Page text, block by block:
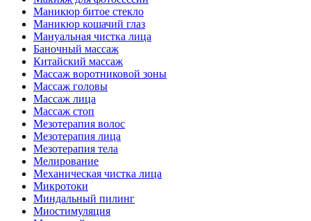
Маникюр битое стекло
Маникюр кошачий глаз
Мануальная чистка лица
Баночный массаж
Китайский массаж
Массаж воротниковой зоны
Массаж головы
Массаж лица
Массаж стоп
Мезотерапия волос
Мезотерапия лица
Мезотерапия тела
Мелирование
Механическая чистка лица
Микротоки
Миндальный пилинг
Миостимуляция